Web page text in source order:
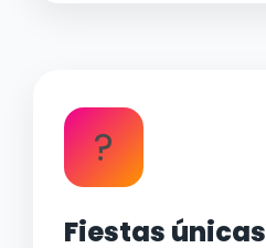
?
Fiestas únicas